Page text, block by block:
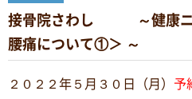
接骨院さわし ～健康ニ
腰痛について①＞ ～
２０２２年５月３０日（月） 予